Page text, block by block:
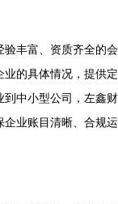
验丰富、资质齐全的会
的具体情况，提供定
到中小型公司，左鑫财
业账目清晰、合规运